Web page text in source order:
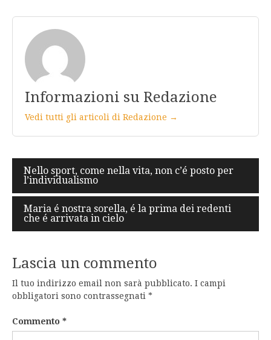
Informazioni su Redazione
Vedi tutti gli articoli di Redazione →
Navigazione
articoli
Nello sport, come nella vita, non c’é posto per
l’individualismo
Maria é nostra sorella, é la prima dei redenti
che é arrivata in cielo
Lascia un commento
Il tuo indirizzo email non sarà pubblicato. I campi
obbligatori sono contrassegnati *
Commento *